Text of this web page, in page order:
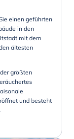
einen geführten
in den
mit dem
ältesten
größten
und besteht